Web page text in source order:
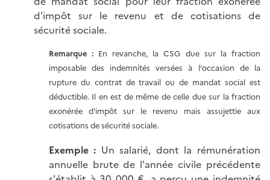
d'impôt sur le revenu et de cotisations de
sécurité sociale.
Remarque :En revanche, la CSG due sur la fraction
imposable des indemnités versées à l'occasion de la
rupture du contrat de travail ou de mandat social est
déductible. Il en est de même de celle due sur la fraction
exonérée d'impôt sur le revenu mais assujettie aux
cotisations de sécurité sociale.
Exemple : Un salarié, dont la rémunération
annuelle brute de l'année civile précédente